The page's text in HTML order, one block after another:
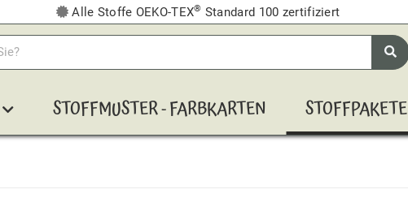
Alle Stoffe OEKO-TEX® Standard 100 zertifiziert
STOFFMUSTER - FARBKARTEN STOFFPAKETE